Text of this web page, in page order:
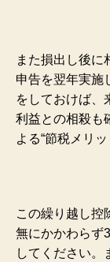
また損出し後に
申告を翌年実施
をしておけば、
利益との相殺も
よる“節税メリッ
この繰り越し控
無にかかわらず
してください。